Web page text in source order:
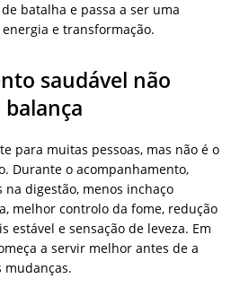
batalha e passa a ser uma
e transformação.
saudável não
para muitas pessoas, mas não é o
Durante o acompanhamento,
digestão, menos inchaço
melhor controlo da fome, redução
estável e sensação de leveza. Em
a servir melhor antes de a
mudanças.